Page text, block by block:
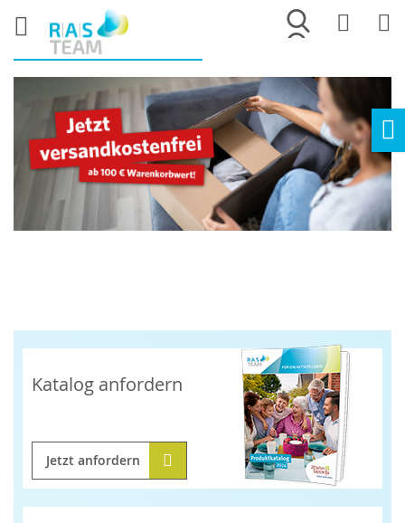
Merkliste
Katalog anfordern
Jetzt anfordern